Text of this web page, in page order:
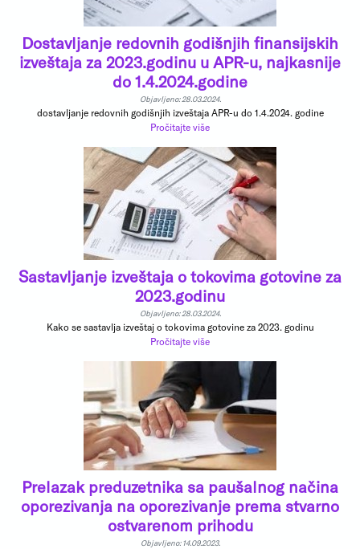
Dostavljanje redovnih godišnjih finansijskih
izveštaja za 2023.godinu u APR-u, najkasnije
do 1.4.2024.godine
Objavljeno: 28.03.2024.
dostavljanje redovnih godišnjih izveštaja APR-u do 1.4.2024. godine
Pročitajte više
Sastavljanje izveštaja o tokovima gotovine za
2023.godinu
Objavljeno: 28.03.2024.
Kako se sastavlja izveštaj o tokovima gotovine za 2023. godinu
Pročitajte više
Prelazak preduzetnika sa paušalnog načina
oporezivanja na oporezivanje prema stvarno
ostvarenom prihodu
Objavljeno: 14.09.2023.